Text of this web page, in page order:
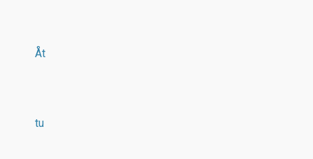
Åt
tu